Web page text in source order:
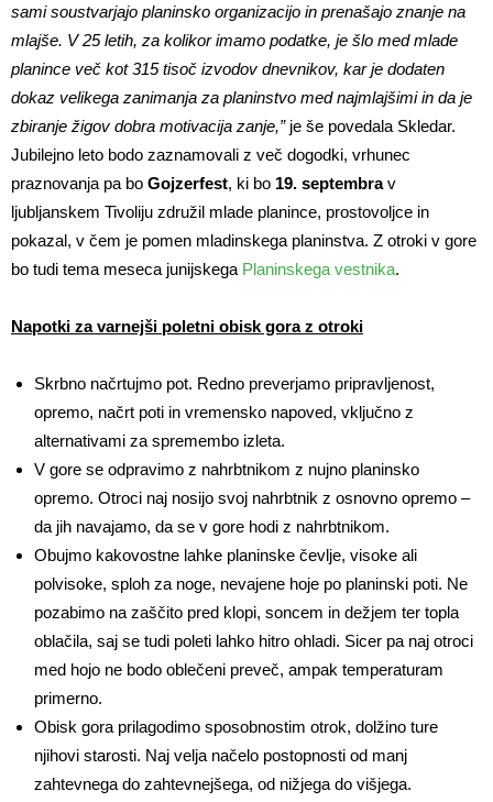
sami soustvarjajo planinsko organizacijo in prenašajo znanje na
mlajše. V25 letih, za kolikor imamo podatke, je šlo med mlade
planince več kot 315 tisoč izvodov dnevnikov, kar je dodaten
dokaz velikega zanimanja za planinstvo med najmlajšimi in da je
zbiranje žigov dobra motivacija zanje,”je še povedala Skledar.
Jubilejno leto bodo zaznamovali z več dogodki, vrhunec
praznovanja pa bo Gojzerfest, ki bo 19. septembrav
ljubljanskem Tivoliju združil mlade planince, prostovoljce in
pokazal, v čem je pomen mladinskega planinstva. Z otroki v gore
bo tudi tema meseca junijskega Planinskega vestnika.
Napotki za varnejši poletni obisk gora z otroki
Skrbno načrtujmo pot. Redno preverjamo pripravljenost,
opremo, načrt poti in vremensko napoved, vključno z
alternativami za spremembo izleta.
V gore se odpravimo z nahrbtnikom z nujno planinsko
opremo. Otroci naj nosijo svoj nahrbtnik z osnovno opremo –
da jih navajamo, da se v gore hodi z nahrbtnikom.
Obujmo kakovostne lahke planinske čevlje, visoke ali
polvisoke, sploh za noge, nevajene hoje po planinski poti. Ne
pozabimo na zaščito pred klopi, soncem in dežjem ter topla
oblačila, saj se tudi poleti lahko hitro ohladi. Sicer pa naj otroci
med hojo ne bodo oblečeni preveč, ampak temperaturam
primerno.
Obisk gora prilagodimo sposobnostim otrok, dolžino ture
njihovi starosti. Naj velja načelo postopnosti od manj
zahtevnega do zahtevnejšega, od nižjega do višjega.